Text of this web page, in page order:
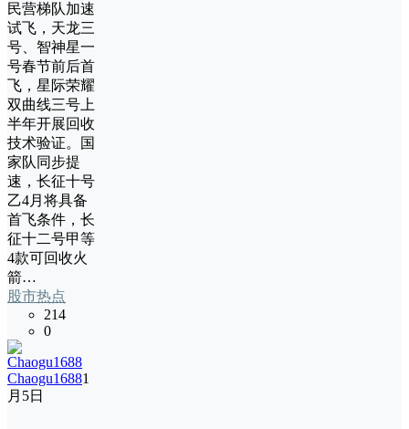
民营梯队加速
试飞，天龙三
号、智神星一
号春节前后首
飞，星际荣耀
双曲线三号上
半年开展回收
技术验证。国
家队同步提
速，长征十号
乙4月将具备
首飞条件，长
征十二号甲等
4款可回收火
箭…
股市热点
214
0
Chaogu16881
月5日